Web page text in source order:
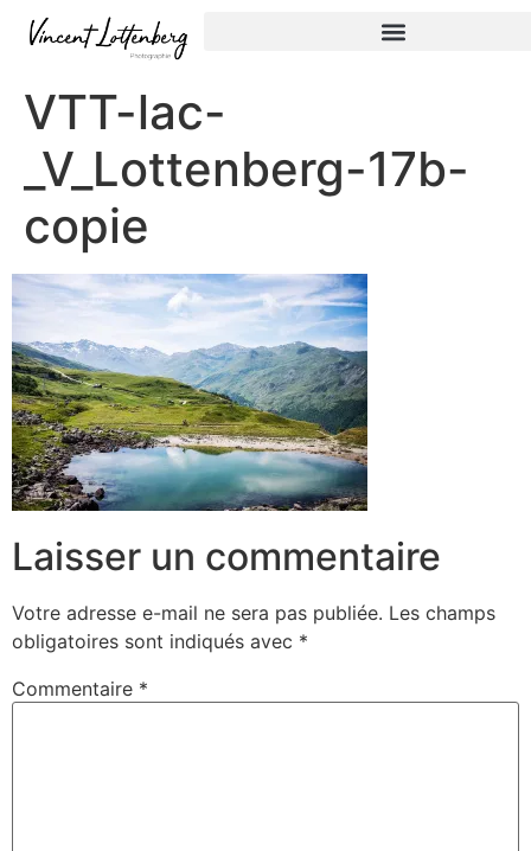
VTT-lac-
_V_Lottenberg-17b-
copie
Laisser un commentaire
Votre adresse e-mail ne sera pas publiée. Les champs
obligatoires sont indiqués avec *
Commentaire *